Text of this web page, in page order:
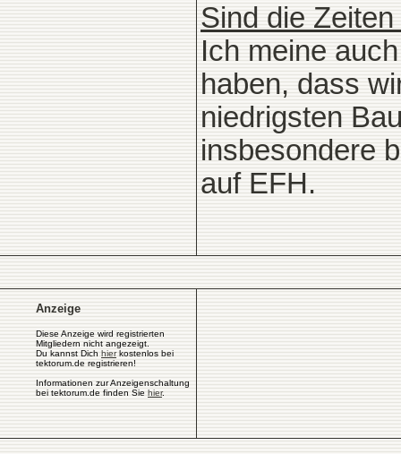
Sind die
Ich meine
haben, dass
niedrigsten
insbesondere
auf EFH.
Anzeige
Diese Anzeige wird registrierten
Mitgliedern nicht angezeigt.
Du kannst Dich hierkostenlos bei
tektorum.de registrieren!
Informationen zur Anzeigenschaltung
bei tektorum.de finden Sie hier.